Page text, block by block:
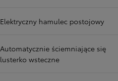
Elektryczny hamulec postojowy
Automatycznie ściemniające się
lusterko wsteczne